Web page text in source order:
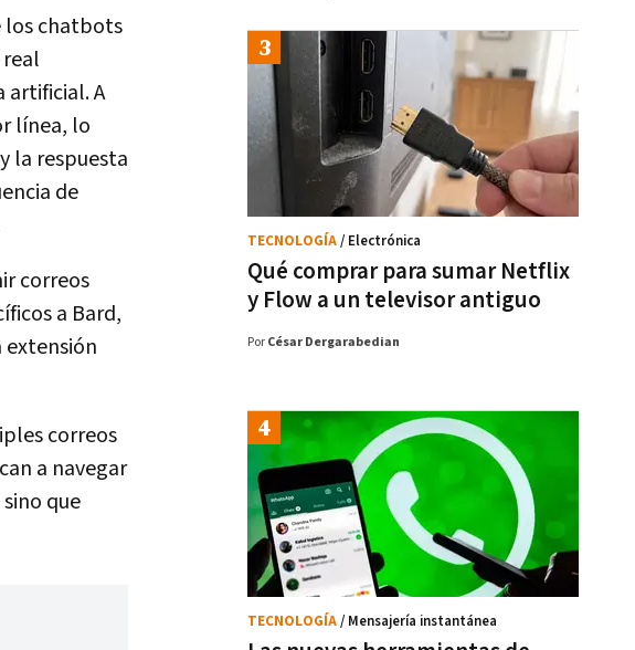
los chatbots
artificial. A
línea, lo
la respuesta
de
correos
a Bard,
extensión
correos
a navegar
que
Qué comprar para sumar Netflix
y Flow a un televisor antiguo
TECNOLOGÍA/ Electrónica
Por César Dergarabedian
TECNOLOGÍA/ Mensajería instantánea